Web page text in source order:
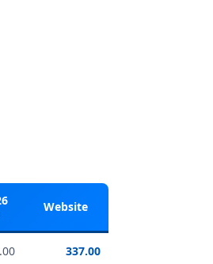
Website
337.00